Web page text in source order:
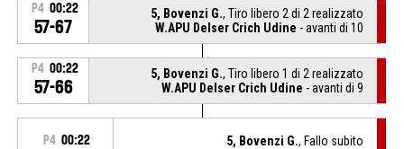
P4 00:22
57-67
5, Bovenzi G., Tiro libero 2 di 2 realizzato
W.APU Delser Crich Udine - avanti di 10
P4 00:22
57-66
5, Bovenzi G., Tiro libero 1 di 2 realizzato
W.APU Delser Crich Udine - avanti di 9
P4 00:22 5, Bovenzi G., Fallo subito